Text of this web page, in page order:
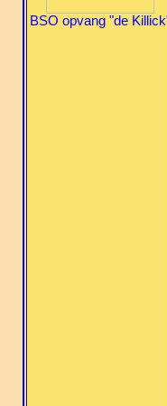
BSO opvang "de